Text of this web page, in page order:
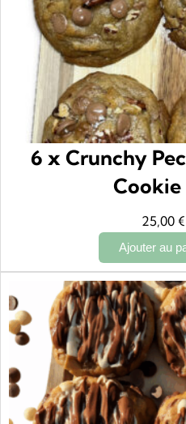
0
.
.
6 x Crunchy
Cookie
25,00 €
Ajouter au